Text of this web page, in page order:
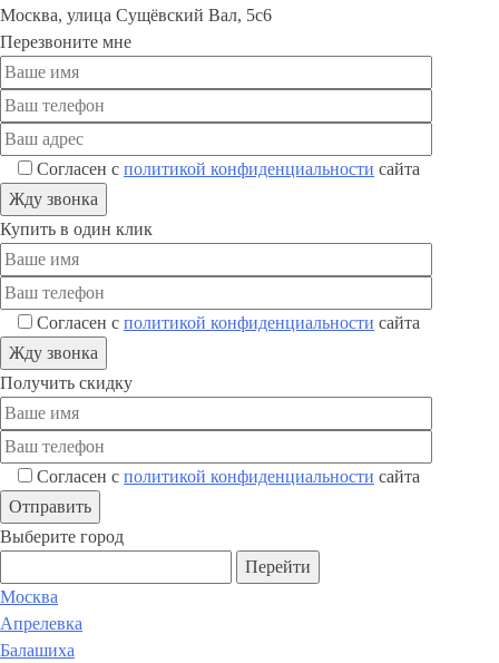
Москва, улица Сущёвский Вал, 5с6
Перезвоните мне
Согласен с политикой конфиденциальности сайта
Купить в один клик
Согласен с политикой конфиденциальности сайта
Получить скидку
Согласен с политикой конфиденциальности сайта
Выберите город
Перейти
Москва
Апрелевка
Балашиха